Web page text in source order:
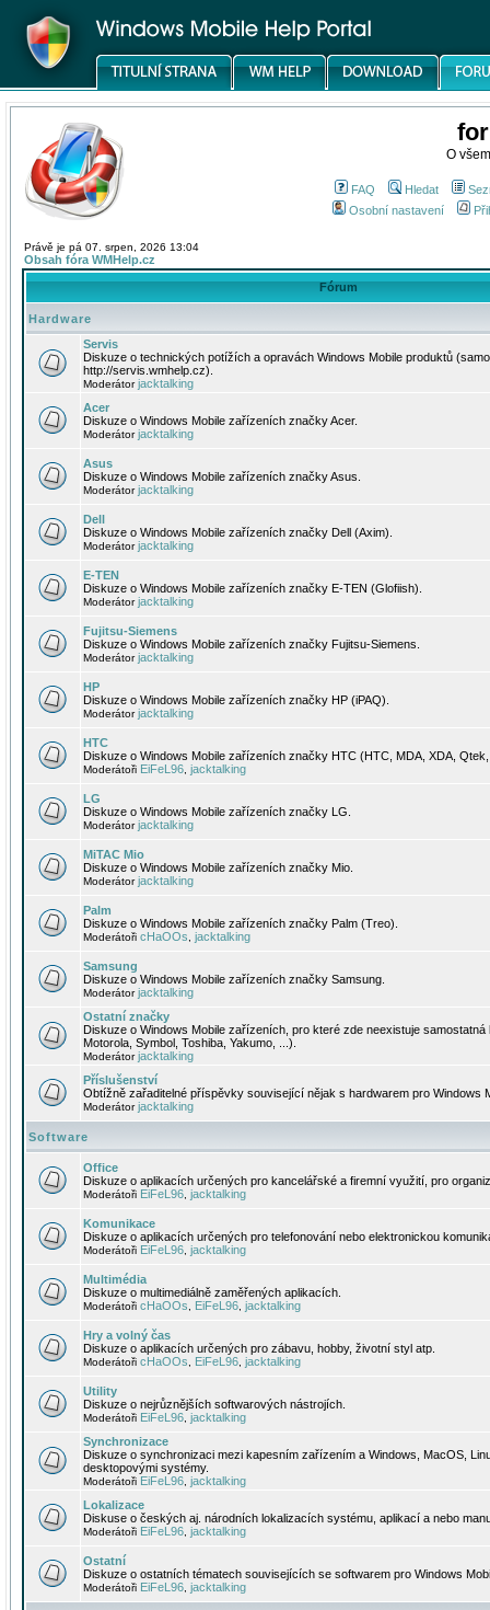
O
FAQ Hledat
Osobní nastavení
Právě je pá 07. srpen, 2026 13:04
Obsah fóra WMHelp.cz
Fórum
Hardware
Servis
Diskuze o technických potížích a opravách Windows Mobile produktů
http://servis.wmhelp.cz).
Moderátorjacktalking
Acer
Diskuze o Windows Mobile zařízeních značky Acer.
Moderátorjacktalking
Asus
Diskuze o Windows Mobile zařízeních značky Asus.
Moderátorjacktalking
Dell
Diskuze o Windows Mobile zařízeních značky Dell (Axim).
Moderátorjacktalking
E-TEN
Diskuze o Windows Mobile zařízeních značky E-TEN (Glofiish).
Moderátorjacktalking
Fujitsu-Siemens
Diskuze o Windows Mobile zařízeních značky Fujitsu-Siemens.
Moderátorjacktalking
HP
Diskuze o Windows Mobile zařízeních značky HP (iPAQ).
Moderátorjacktalking
HTC
Diskuze o Windows Mobile zařízeních značky HTC (HTC, MDA, XDA,
Moderátoři EiFeL96 jacktalking
LG
Diskuze o Windows Mobile zařízeních značky LG.
Moderátorjacktalking
MiTAC Mio
Diskuze o Windows Mobile zařízeních značky Mio.
Moderátorjacktalking
Palm
Diskuze o Windows Mobile zařízeních značky Palm (Treo).
Moderátoři cHaOOs jacktalking
Samsung
Diskuze o Windows Mobile zařízeních značky Samsung.
Moderátorjacktalking
Ostatní značky
Diskuze o Windows Mobile zařízeních, pro které zde neexistuje
Motorola, Symbol, Toshiba, Yakumo, ...).
Moderátorjacktalking
Příslušenství
Obtížně zařaditelné příspěvky související nějak s hardwarem pro Windows
Moderátorjacktalking
Software
Office
Diskuze o aplikacích určených pro kancelářské a firemní využití, pro
Moderátoři EiFeL96 jacktalking
Komunikace
Diskuze o aplikacích určených pro telefonování nebo elektronickou
Moderátoři EiFeL96 jacktalking
Multimédia
Diskuze o multimediálně zaměřených aplikacích.
Moderátoři cHaOOs EiFeL96 jacktalking
Hry a volný čas
Diskuze o aplikacích určených pro zábavu, hobby, životní styl atp.
Moderátoři cHaOOs EiFeL96 jacktalking
Utility
Diskuze o nejrůznějších softwarových nástrojích.
Moderátoři EiFeL96 jacktalking
Synchronizace
Diskuze o synchronizaci mezi kapesním zařízením a Windows, MacOS,
desktopovými systémy.
Moderátoři EiFeL96 jacktalking
Lokalizace
Diskuse o českých aj. národních lokalizacích systému, aplikací a nebo
Moderátoři EiFeL96 jacktalking
Ostatní
Diskuze o ostatních tématech souvisejících se softwarem pro Windows
Moderátoři EiFeL96 jacktalking